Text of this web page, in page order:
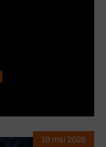
19 mai 2026